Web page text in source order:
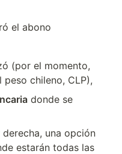
el abono
(por el momento,
chileno, CLP),
donde se
En la esquina superior derecha, una opción
estarán todas las